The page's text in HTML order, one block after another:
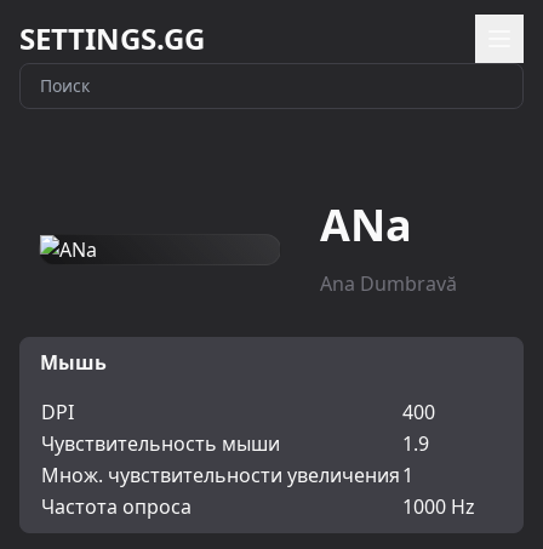
SETTINGS.GG
ANa
Ana Dumbravă
Мышь
DPI
400
Чувствительность мыши
1.9
Множ. чувствительности увеличения1
Частота опроса
1000 Hz